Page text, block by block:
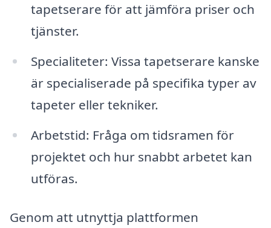
tapetserare för att jämföra priser och
tjänster.
Specialiteter: Vissa tapetserare kanske
är specialiserade på specifika typer av
tapeter eller tekniker.
Arbetstid: Fråga om tidsramen för
projektet och hur snabbt arbetet kan
utföras.
Genom att utnyttja plattformen